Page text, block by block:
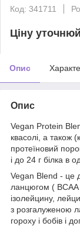
Код: 341711
Ціну
Опис
Опис
Vegan Protein
квасолі, а також
протеїновий
і до 24 г білка в
Vegan Blend - це
ланцюгом (
ізолейцину,
з розгалуженою
гороху і бобів і